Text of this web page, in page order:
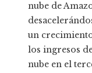
nube de
un
los ingresos
nube en el